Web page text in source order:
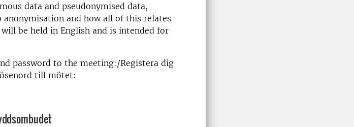
data and pseudonymised data,
and how all of this relates
be held in English and is intended for
password to the meeting:/Registera dig
till mötet: